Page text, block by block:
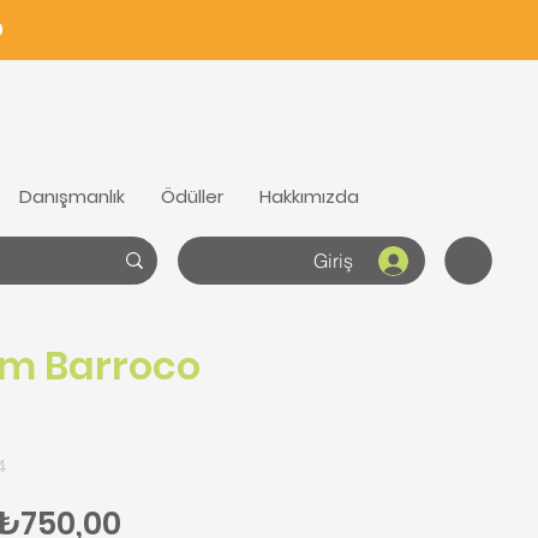
Danışmanlık Ödüller Hakkımızda
Giriş
Barroco
Fiyat